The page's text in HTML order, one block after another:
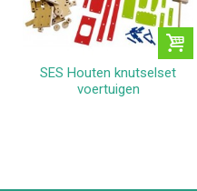
SES Houten knutselset
voertuigen